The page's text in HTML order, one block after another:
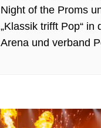
Night of the Proms
„Klassik trifft Pop“ in
Arena und verband